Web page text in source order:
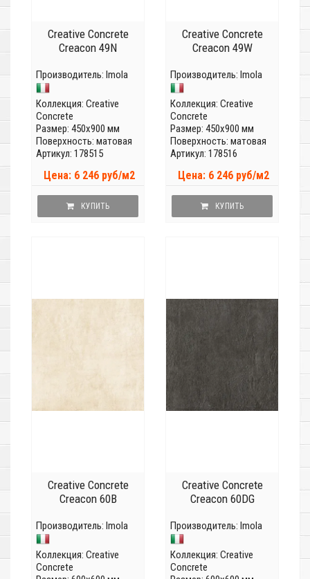
Creative Concrete
Creacon 49N
Производитель: Imola
Коллекция: Creative
Concrete
Размер: 450x900 мм
Поверхность: матовая
Артикул: 178515
Цена: 6 246 руб/м2
КУПИТЬ
Creative Concrete
Creacon 49W
Производитель: Imola
Коллекция: Creative
Concrete
Размер: 450x900 мм
Поверхность: матовая
Артикул: 178516
Цена: 6 246 руб/м2
КУПИТЬ
Creative Concrete
Creacon 60B
Производитель: Imola
Коллекция: Creative
Concrete
Creative Concrete
Creacon 60DG
Производитель: Imola
Коллекция: Creative
Concrete